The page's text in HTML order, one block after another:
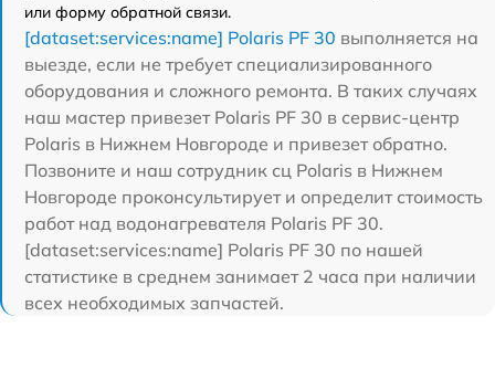
или форму обратной связи.
[dataset:services:name] Polaris PF 30 выполняется на
выезде, если не требует специализированного
оборудования и сложного ремонта. В таких случаях
наш мастер привезет Polaris PF 30 в сервис-центр
Polaris в Нижнем Новгороде и привезет обратно.
Позвоните и наш сотрудник сц Polaris в Нижнем
Новгороде проконсультирует и определит стоимость
работ над водонагревателя Polaris PF 30.
[dataset:services:name] Polaris PF 30 по нашей
статистике в среднем занимает 2 часа при наличии
всех необходимых запчастей.